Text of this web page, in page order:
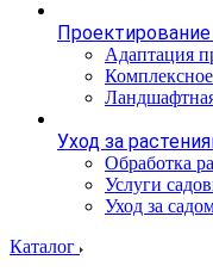
Адаптация
Уход за
Обработка
Услуги
Уход за
Каталог